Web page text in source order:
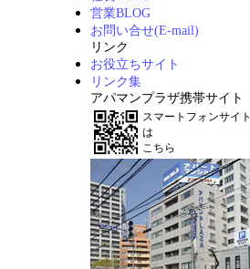
営業BLOG
お問い合せ(E-mail)
リンク
お役立ちサイト
リンク集
アパマンプラザ携帯サイト
スマートフォンサイト
は
こちら